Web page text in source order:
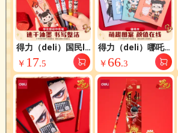
￥ 17.5
得力（deli）国民IP
哪吒联名Q版按动中
性笔 0.5mm双球珠
ST笔头学生刷题笔
考试笔签字笔 黑色4
支/盒NZ020
￥ 66.3
得力（deli）哪吒笔
记本记事本学生作业
本12本软抄本B5/40
张NZ202